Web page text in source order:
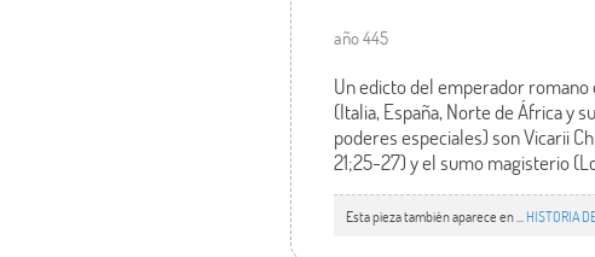
año 445
Un edicto del emperador romano
(Italia, España, Norte de África y
poderes especiales) son Vicarii
21;25-27) y el sumo magisterio
Esta pieza también aparece en ...HISTORIA